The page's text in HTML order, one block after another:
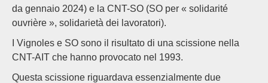
da gennaio 2024) e la CNT-SO (SO per « solidarité
ouvrière », solidarietà dei lavoratori).
I Vignoles e SO sono il risultato di una scissione nella
CNT-AIT che hanno provocato nel 1993.
Questa scissione riguardava essenzialmente due